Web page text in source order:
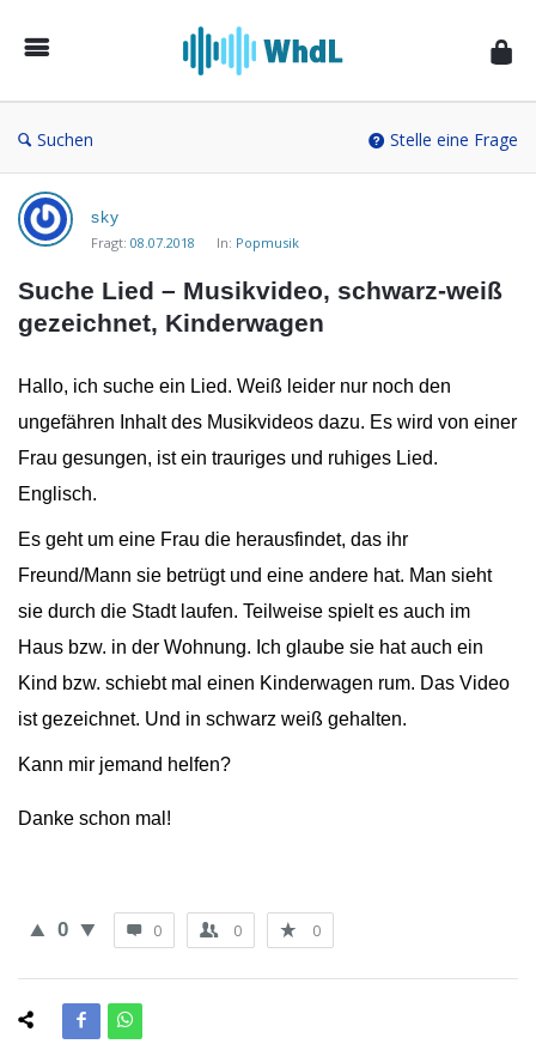
von
Suchen Stelle eine Frage
Musikforum
von
WieheisstdasLied.de
Neueste
sky
Fragt: 08.07.2018 In: Popmusik
Suche Lied – Musikvideo, schwarz-weiß
gezeichnet, Kinderwagen
Hallo, ich suche ein Lied. Weiß leider nur noch den
ungefähren Inhalt des Musikvideos dazu. Es wird von einer
Frau gesungen, ist ein trauriges und ruhiges Lied.
Englisch.
Es geht um eine Frau die herausfindet, das ihr
Freund/Mann sie betrügt und eine andere hat. Man sieht
sie durch die Stadt laufen. Teilweise spielt es auch im
Haus bzw. in der Wohnung. Ich glaube sie hat auch ein
Kind bzw. schiebt mal einen Kinderwagen rum. Das Video
ist gezeichnet. Und in schwarz weiß gehalten.
Kann mir jemand helfen?
Danke schon mal!
0 0 0 0